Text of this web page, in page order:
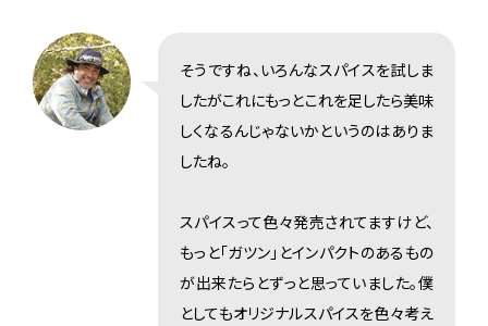
そうですね、いろんなスパイスを試しま
したがこれにもっとこれを足したら美味
しくなるんじゃないかというのはありま
したね。
スパイスって色々発売されてますけど、
もっと「ガツン」とインパクトのあるもの
が出来たらとずっと思っていました。僕
としてもオリジナルスパイスを色々考え